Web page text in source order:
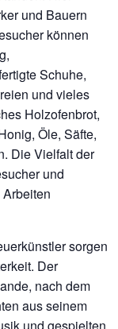
und Bauern
können
Schuhe,
und vieles
Holzofenbrot,
Öle, Säfte,
Die Vielfalt der
und
sorgen
Der
nach dem
aus seinem